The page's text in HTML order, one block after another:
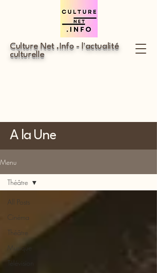
Culture Net .Info - l'actualité
culturelle
A la Une
Menu
All Posts
Cinéma
Théâtre
Musique
Télévision
Théâtre